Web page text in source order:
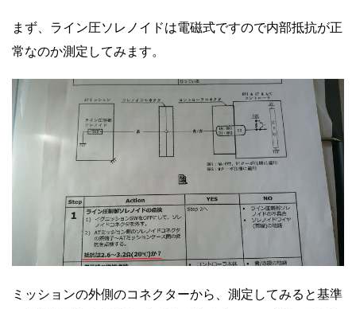
まず、ライン圧ソレノイドは電磁式ですので内部抵抗が正
常なのか測定してみます。
ミッションの外側のコネクターから、測定してみると基準